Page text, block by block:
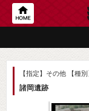
【指定】その他 【種
諸岡遺跡